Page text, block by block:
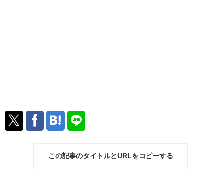
この記事のタイトルとURLをコピーする